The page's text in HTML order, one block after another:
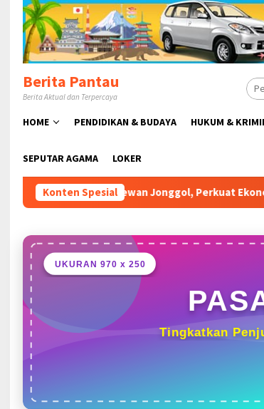
Loncat
konten
Berita Pantau
Berita Aktual dan Terpercaya
HOME PENDIDIKAN & BUDAYA HUKUM &
SEPUTAR AGAMA LOKER
Konten Spesial
Perkuat Ekonomi Peternakan dan Dukung
UKURAN 970 x 250
Tingkatkan